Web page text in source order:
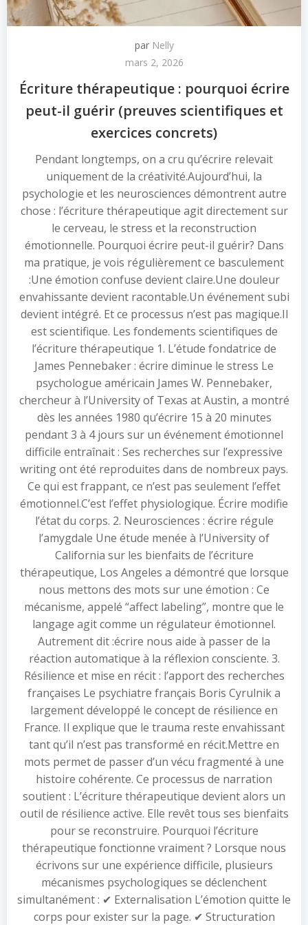
par Nelly
mars 2, 2026
Écriture thérapeutique : pourquoi écrire
peut-il guérir (preuves scientifiques et
exercices concrets)
Pendant longtemps, on a cru qu’écrire relevait
uniquement de la créativité.Aujourd’hui, la
psychologie et les neurosciences démontrent autre
chose : l’écriture thérapeutique agit directement sur
le cerveau, le stress et la reconstruction
émotionnelle. Pourquoi écrire peut-il guérir? Dans
ma pratique, je vois régulièrement ce basculement
:Une émotion confuse devient claire.Une douleur
envahissante devient racontable.Un événement subi
devient intégré. Et ce processus n’est pas magique.Il
est scientifique. Les fondements scientifiques de
l’écriture thérapeutique 1. L’étude fondatrice de
James Pennebaker : écrire diminue le stress Le
psychologue américain James W. Pennebaker,
chercheur à l’University of Texas at Austin, a montré
dès les années 1980 qu’écrire 15 à 20 minutes
pendant 3 à 4 jours sur un événement émotionnel
difficile entraînait : Ses recherches sur l’expressive
writing ont été reproduites dans de nombreux pays.
Ce qui est frappant, ce n’est pas seulement l’effet
émotionnel.C’est l’effet physiologique. Écrire modifie
l’état du corps. 2. Neurosciences : écrire régule
l’amygdale Une étude menée à l’University of
California sur les bienfaits de l’écriture
thérapeutique, Los Angeles a démontré que lorsque
nous mettons des mots sur une émotion : Ce
mécanisme, appelé “affect labeling”, montre que le
langage agit comme un régulateur émotionnel.
Autrement dit :écrire nous aide à passer de la
réaction automatique à la réflexion consciente. 3.
Résilience et mise en récit : l’apport des recherches
françaises Le psychiatre français Boris Cyrulnik a
largement développé le concept de résilience en
France. Il explique que le trauma reste envahissant
tant qu’il n’est pas transformé en récit.Mettre en
mots permet de passer d’un vécu fragmenté à une
histoire cohérente. Ce processus de narration
soutient : L’écriture thérapeutique devient alors un
outil de résilience active. Elle revêt tous ses bienfaits
pour se reconstruire. Pourquoi l’écriture
thérapeutique fonctionne vraiment ? Lorsque nous
écrivons sur une expérience difficile, plusieurs
mécanismes psychologiques se déclenchent
simultanément : ✔ Externalisation L’émotion quitte le
corps pour exister sur la page. ✔ Structuration